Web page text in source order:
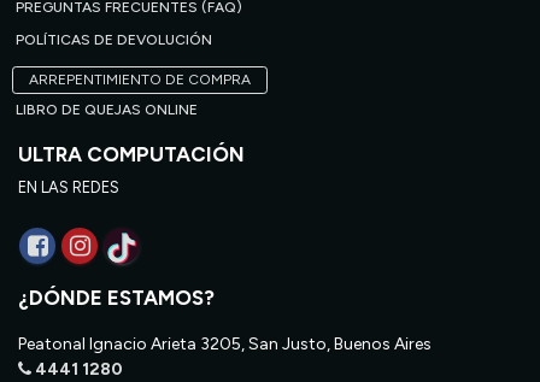
PREGUNTAS FRECUENTES (FAQ)
POLÍTICAS DE DEVOLUCIÓN
ARREPENTIMIENTO DE COMPRA
LIBRO DE QUEJAS ONLINE
ULTRA COMPUTACIÓN
EN LAS REDES
¿DÓNDE ESTAMOS?
Peatonal Ignacio Arieta 3205, San Justo, Buenos Aires
4441 1280